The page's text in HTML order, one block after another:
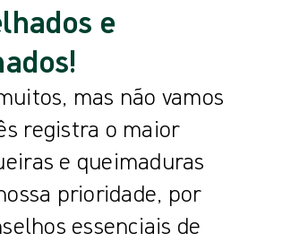
e
mas não vamos
registra o maior
e queimaduras
prioridade, por
essenciais de